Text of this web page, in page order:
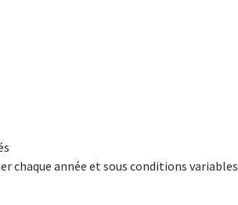
chaque année et sous conditions variables